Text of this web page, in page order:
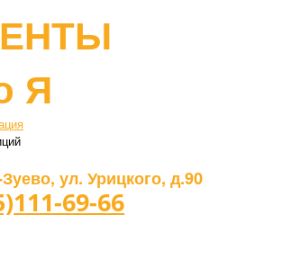
Я
ул. Урицкого, д.90
69-66